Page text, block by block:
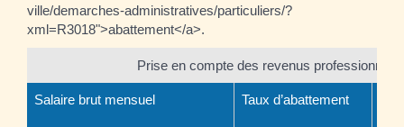
ville/demarches-administratives/particuliers/?
xml=R3018">abattement</a>.
Prise en compte des revenus professionnels
Salaire brut mensuel Taux d’abattement